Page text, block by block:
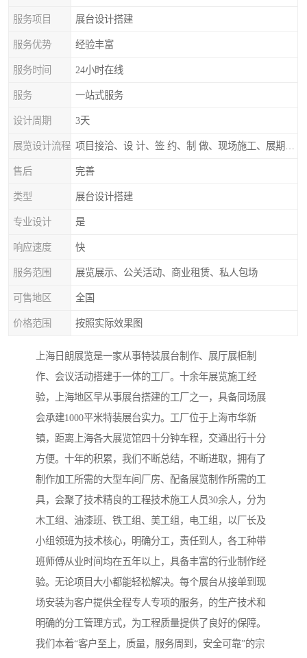
服务项目 展台设计搭建
服务优势 经验丰富
服务时间 24小时在线
服务 一站式服务
设计周期 3天
展览设计流程
售后 完善
类型 展台设计搭建
专业设计 是
响应速度 快
服务范围 展览展示、公关活动、商业租赁、私人包场
可售地区 全国
价格范围 按照实际效果图
上海日朗展览是一家从事特装展台制作、展厅展柜制
作、会议活动搭建于一体的工厂。十余年展览施工经
验，上海地区早从事展台搭建的工厂之一，具备同场展
会承建1000平米特装展台实力。工厂位于上海市华新
镇，距离上海各大展览馆四十分钟车程，交通出行十分
方便。十年的积累，我们不断总结，不断进取，拥有了
制作加工所需的大型车间厂房、配备展览制作所需的工
具，会聚了技术精良的工程技术施工人员30余人，分为
木工组、油漆班、铁工组、美工组，电工组，以厂长及
小组领班为技术核心，明确分工，责任到人，各工种带
班师傅从业时间均在五年以上，具备丰富的行业制作经
验。无论项目大小都能轻松解决。每个展台从接单到现
场安装为客户提供全程专人专项的服务，的生产技术和
明确的分工管理方式，为工程质量提供了良好的保障。
我们本着“客户至上，质量，服务周到，安全可靠”的宗